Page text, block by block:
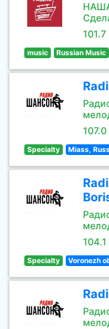
101.7
music Russian Music
107.0
Specialty Miass,
104.1
Specialty Voronezh